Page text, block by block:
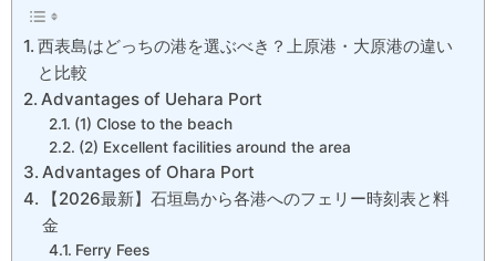
西表島はどっちの港を選ぶべき？上原港・大原港の違い
と比較
Advantages of Uehara Port
(1) Close to the beach
(2) Excellent facilities around the area
Advantages of Ohara Port
【2026最新】石垣島から各港へのフェリー時刻表と料
金
Ferry Fees